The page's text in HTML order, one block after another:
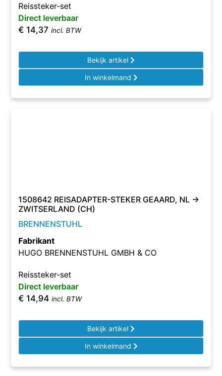
Reissteker-set
Direct leverbaar
€ 14,37 incl. BTW
Bekijk artikel
In winkelmand
1508642 REISADAPTER-STEKER GEAARD, NL ->
ZWITSERLAND (CH)
BRENNENSTUHL
Fabrikant
HUGO BRENNENSTUHL GMBH & CO
Reissteker-set
Direct leverbaar
€ 14,94 incl. BTW
Bekijk artikel
In winkelmand